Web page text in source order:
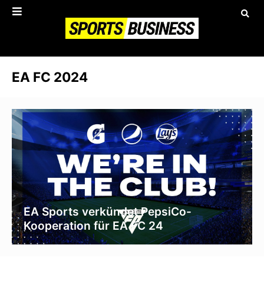
EA FC 2024
EA Sports verkündet PepsiCo-
Kooperation für EA FC 24